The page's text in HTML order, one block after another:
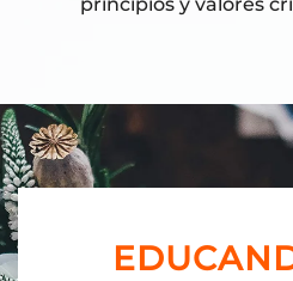
principios y valores